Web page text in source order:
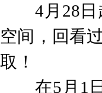
4月28日起
空间，回看
取！
在5月1日-